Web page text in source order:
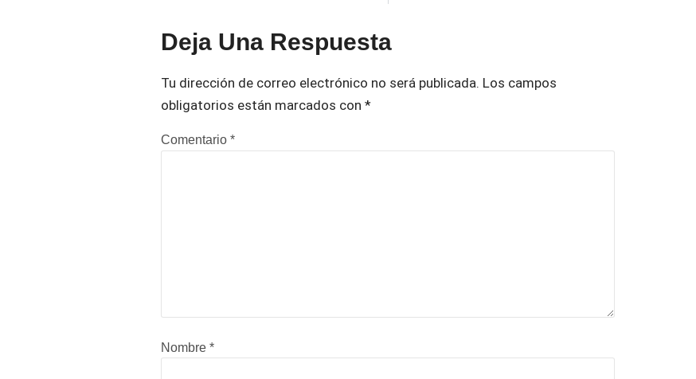
Deja Una Respuesta
Tu dirección de correo electrónico no será publicada. Los campos
obligatorios están marcados con *
Comentario *
Nombre *